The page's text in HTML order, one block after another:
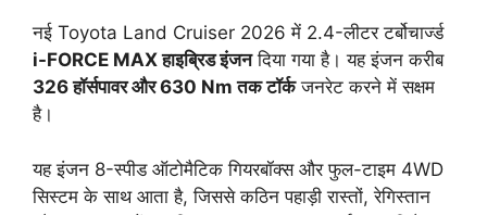
नई Toyota Land Cruiser 2026 में 2.4-लीटर टर्बोचार्ज्ड
i-FORCE MAX हाइब्रिड इंजनदिया गया है। यह इंजन करीब
326 हॉर्सपावर और 630 Nm तक टॉर्कजनरेट करने में सक्षम
है।
यह इंजन 8-स्पीड ऑटोमैटिक गियरबॉक्स और फुल-टाइम 4WD
सिस्टम के साथ आता है, जिससे कठिन पहाड़ी रास्तों, रेगिस्तान